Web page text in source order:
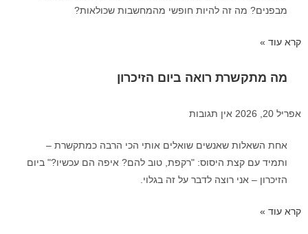
מבפנים? מה זה להיות חופשי מהמחשבות שכולאות?
קרא עוד »
מה מתקשרת רואה ביום הזיכרון
אפריל 20, 2026 אין תגובות
אחת השאלות שאנשים שואלים אותי הכי הרבה כמתקשרת –
ותמיד עם קצת היסוס: "רקפת, טוב להם? איפה הם עכשיו?" ביום
הזיכרון – אני רוצה לדבר על זה בגלוי.
קרא עוד »